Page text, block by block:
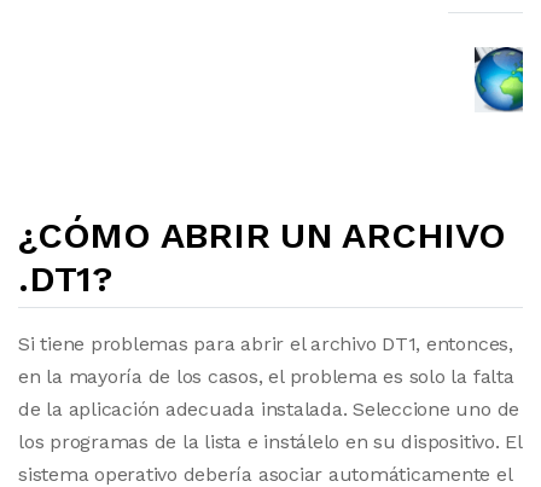
¿CÓMO ABRIR UN ARCHIVO
.DT1?
Si tiene problemas para abrir el archivo DT1, entonces,
en la mayoría de los casos, el problema es solo la falta
de la aplicación adecuada instalada. Seleccione uno de
los programas de la lista e instálelo en su dispositivo. El
sistema operativo debería asociar automáticamente el